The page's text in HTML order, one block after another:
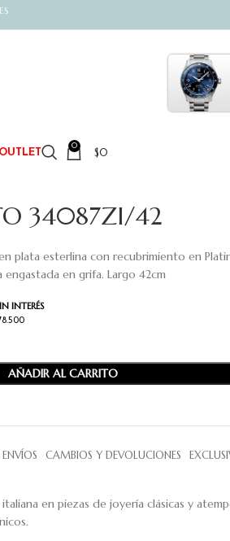
OUTLET
0 $0
34087ZI/42
INTERÉS
plata esterlina con recubrimiento en
en grifa. Largo 42cm
AÑADIR AL CARRITO
CAMBIOS Y DEVOLUCIONES
en piezas de joyería clásicas y